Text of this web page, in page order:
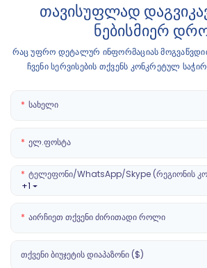
თავისუფლად
ნებისმიერ
რაც უფრო დეტალურ ინფორმაციას
ჩვენი სერვისების თქვენს კონკრეტულ
Სახელი
Ელ.ფოსტა
+1
Ტელეფონი/WhatsApp/Skype (რეგიონის
Აირჩიეთ Თქვენი Ძირითადი Როლი
Თქვენი Ბიუჯეტის Დიაპაზონი ($)